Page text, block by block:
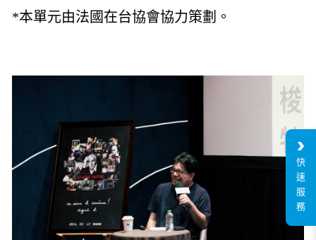
*本單元由法國在台協會協力策劃。
快
速
服
務